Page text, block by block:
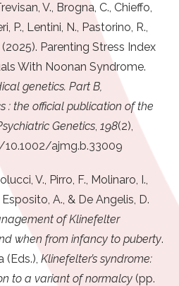
V., Brogna, C., Chieffo,
P., Lentini, N., Pastorino, R.,
Parenting Stress Index
With Noonan Syndrome.
genetics. Part B,
: the official publication of the
Genetics, 198(2),
ajmg.b.33009
V., Pirro, F., Molinaro, I.,
A., & De Angelis, D.
of Klinefelter
when from infancy to puberty.
(Eds.), Klinefelter’s syndrome:
to a variant of normalcy (pp.